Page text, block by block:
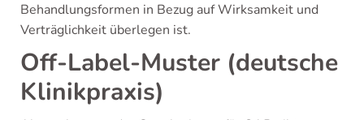
Behandlungsformen in Bezug auf Wirksamkeit und
Verträglichkeit überlegen ist.
Off-Label-Muster (deutsche
Klinikpraxis)